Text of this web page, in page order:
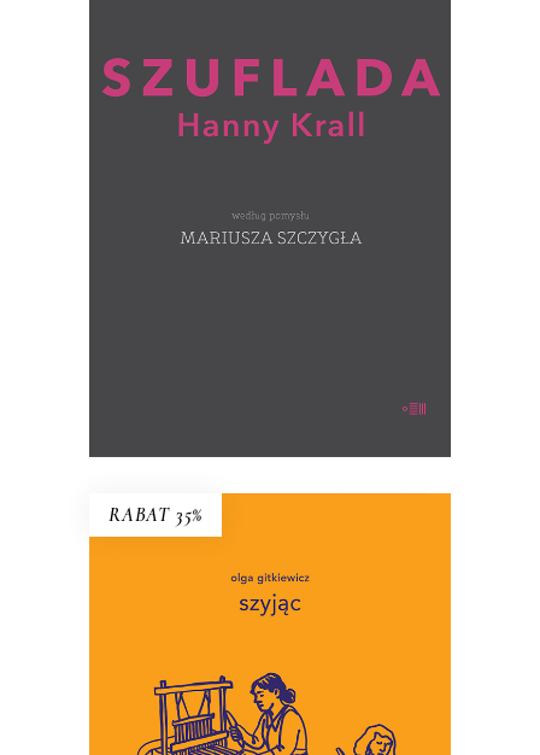
pomysłu MARIUSZA SZCZYGŁA
Co Hanna Krall trzyma w szufladzie?
(ręcznie numerowane egzemplarze –
RABAT 35%
To miniaturowe eseje o
codzienności, w której wymagamy
coraz więcej troski, i w której